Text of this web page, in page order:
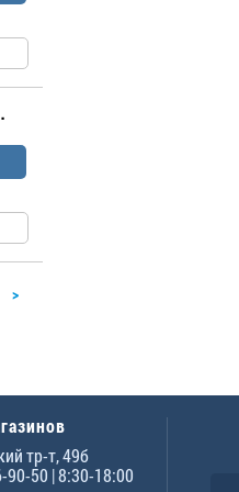
>
тр-т, 49б
90-50 | 8:30-18:00